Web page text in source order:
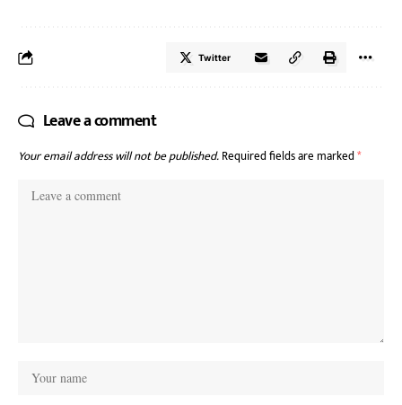
Twitter
Leave a comment
Your email address will not be published.Required fields are marked*